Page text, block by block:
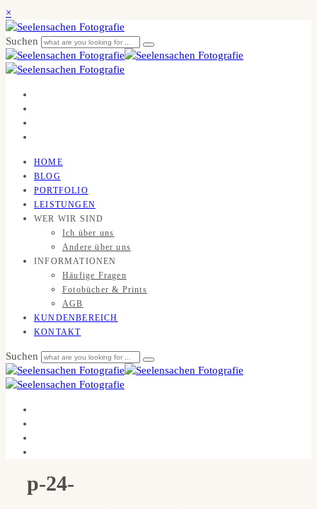
×
Suchen
HOME
BLOG
PORTFOLIO
LEISTUNGEN
WER WIR SIND
Ich über uns
Andere über uns
INFORMATIONEN
Häufige Fragen
Fotobücher & Prints
AGB
KUNDENBEREICH
KONTAKT
Suchen
p-24-